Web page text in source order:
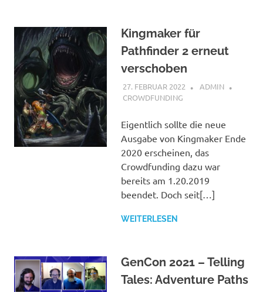
Kingmaker für
Pathfinder 2 erneut
verschoben
27. FEBRUAR 2022
ADMIN
CROWDFUNDING
Eigentlich sollte die neue
Ausgabe von Kingmaker Ende
2020 erscheinen, das
Crowdfunding dazu war
bereits am 1.20.2019
beendet. Doch seit[…]
WEITERLESEN
GenCon 2021 – Telling
Tales: Adventure Paths